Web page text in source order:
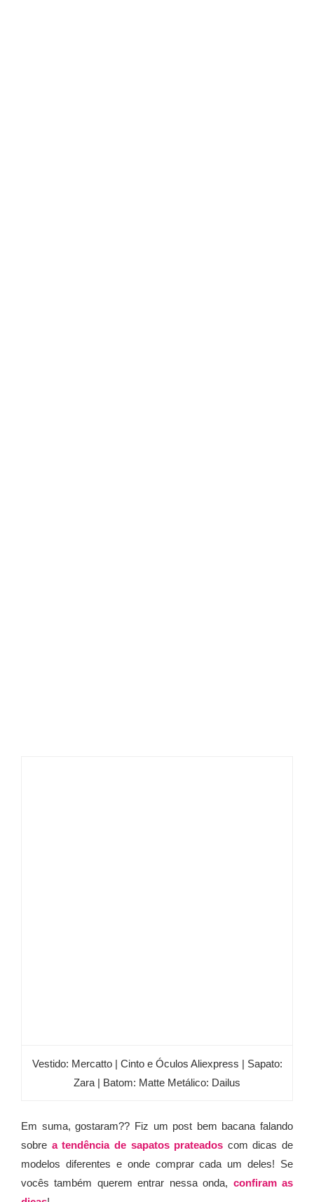
Vestido: Mercatto | Cinto e Óculos Aliexpress | Sapato:
Zara | Batom: Matte Metálico: Dailus
Em suma, gostaram?? Fiz um post bem bacana falando
sobre a tendência de sapatos prateados com dicas de
modelos diferentes e onde comprar cada um deles! Se
vocês também querem entrar nessa onda, confiram as